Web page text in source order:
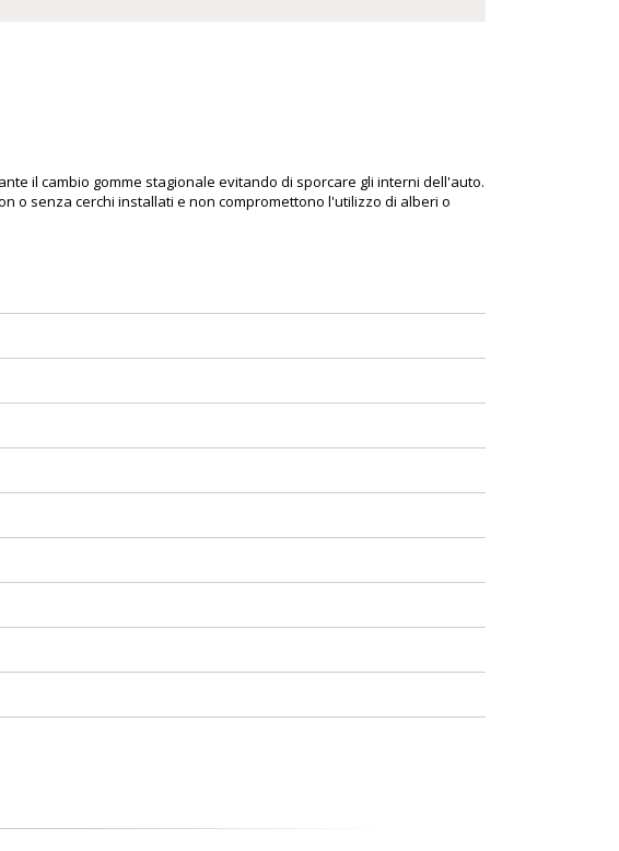
il cambio gomme stagionale evitando di sporcare gli interni dell'auto.
o senza cerchi installati e non compromettono l'utilizzo di alberi o